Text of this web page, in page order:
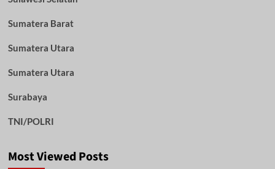
Sumatera Barat
Sumatera Utara
Sumatera Utara
Surabaya
TNI/POLRI
Most Viewed Posts